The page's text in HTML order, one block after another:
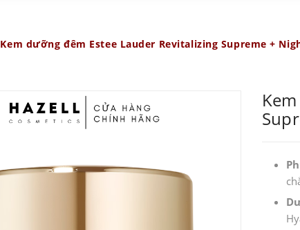
Kem dưỡng đêm Estee Lauder Revitalizing Supreme +